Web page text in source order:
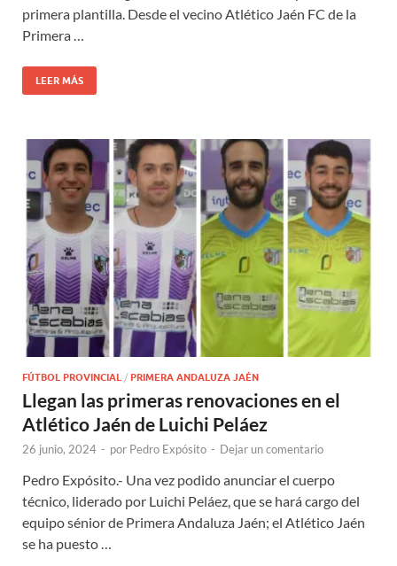
primera plantilla. Desde el vecino Atlético Jaén FC de la
Primera …
LEER MÁS
FÚTBOL PROVINCIAL / PRIMERA ANDALUZA JAÉN
Llegan las primeras renovaciones en el
Atlético Jaén de Luichi Peláez
26 junio, 2024 - por Pedro Expósito - Dejar un comentario
Pedro Expósito.- Una vez podido anunciar el cuerpo
técnico, liderado por Luichi Peláez, que se hará cargo del
equipo sénior de Primera Andaluza Jaén; el Atlético Jaén
se ha puesto …